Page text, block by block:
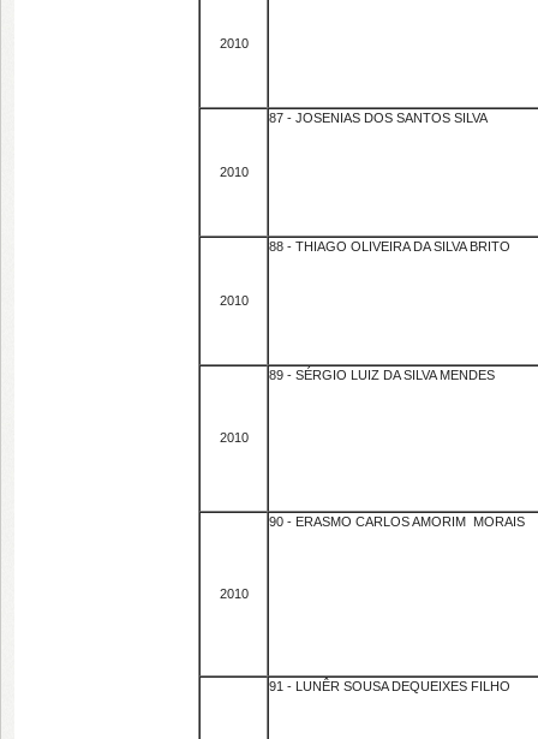
2010
2010
87 - JOSENIAS DOS SANTOS SILVA
2010
88 - THIAGO OLIVEIRA DA SILVA BRITO
2010
89 - SÉRGIO LUIZ DA SILVA MENDES
2010
90 - ERASMO CARLOS AMORIM MORAIS
91 - LUNÊR SOUSA DEQUEIXES FILHO